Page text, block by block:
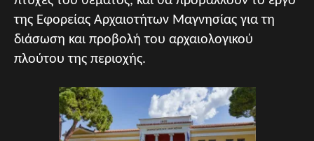
της Εφορείας Αρχαιοτήτων Μαγνησίας για τη
διάσωση και προβολή του αρχαιολογικού
πλούτου της περιοχής.